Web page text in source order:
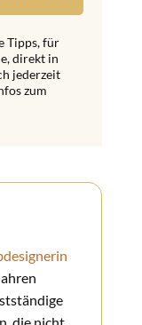
Tipps, für
direkt in
jederzeit
zum
die nicht